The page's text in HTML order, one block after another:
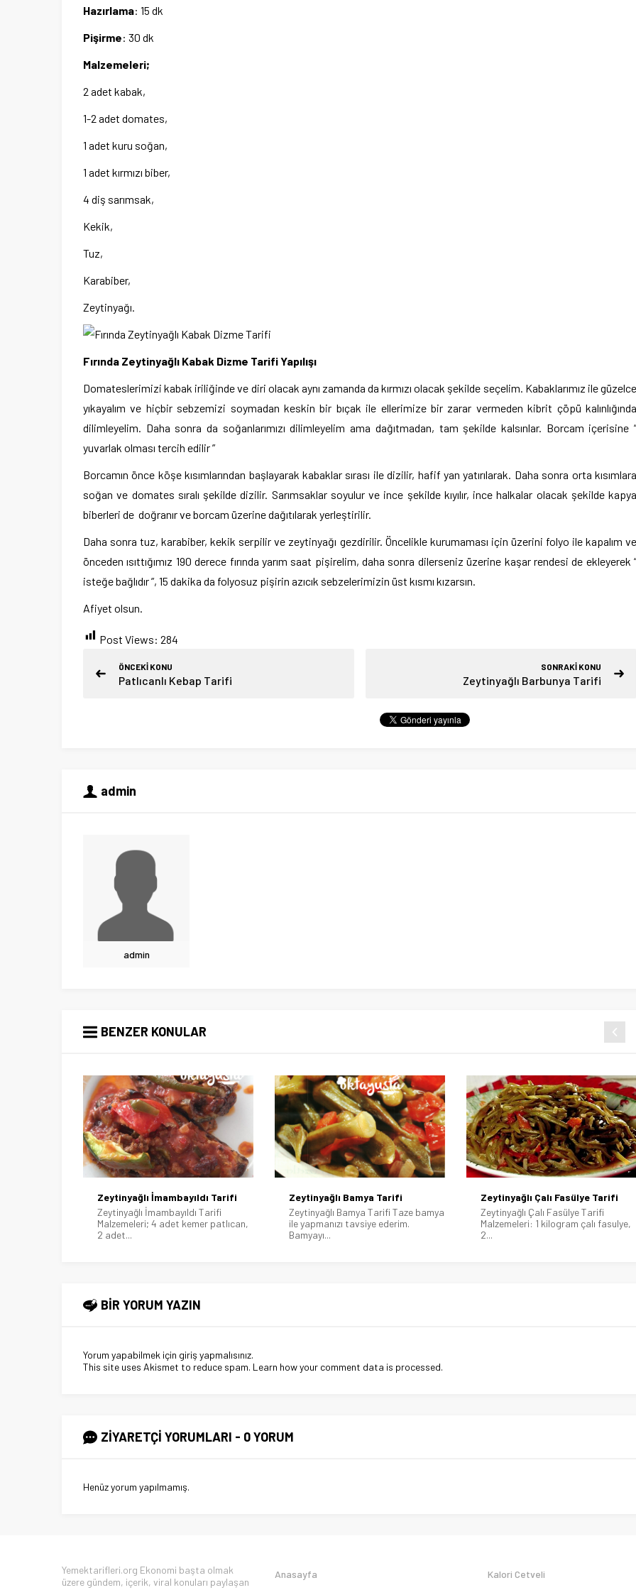
Hazırlama: 15 dk
Pişirme: 30 dk
Malzemeleri;
2 adet kabak,
1-2 adet domates,
1 adet kuru soğan,
1 adet kırmızı biber,
4 diş sarımsak,
Kekik,
Tuz,
Karabiber,
Zeytinyağı.
Fırında Zeytinyağlı Kabak Dizme Tarifi Yapılışı
Domateslerimizi kabak iriliğinde ve diri olacak aynı zamanda da kırmızı olacak şekilde seçelim. Kabaklarımız ile güzelce
yıkayalım ve hiçbir sebzemizi soymadan keskin bir bıçak ile ellerimize bir zarar vermeden kibrit çöpü kalınlığında
dilimleyelim. Daha sonra da soğanlarımızı dilimleyelim ama dağıtmadan, tam şekilde kalsınlar. Borcam içerisine “
yuvarlak olması tercih edilir ”
Borcamın önce köşe kısımlarından başlayarak kabaklar sırası ile dizilir, hafif yan yatırılarak. Daha sonra orta kısımlara
soğan ve domates sıralı şekilde dizilir. Sarımsaklar soyulur ve ince şekilde kıyılır, ince halkalar olacak şekilde kapya
biberleri de doğranır ve borcam üzerine dağıtılarak yerleştirilir.
Daha sonra tuz, karabiber, kekik serpilir ve zeytinyağı gezdirilir. Öncelikle kurumaması için üzerini folyo ile kapalım ve
önceden ısıttığımız 190 derece fırında yarım saat pişirelim, daha sonra dilerseniz üzerine kaşar rendesi de ekleyerek “
isteğe bağlıdır ”, 15 dakika da folyosuz pişirin azıcık sebzelerimizin üst kısmı kızarsın.
Afiyet olsun.
Post Views: 284
ÖNCEKİ KONU
Patlıcanlı Kebap Tarifi
SONRAKİ KONU
Zeytinyağlı Barbunya Tarifi
admin
admin
BENZER KONULAR
Zeytinyağlı Bamya Tarifi
Zeytinyağlı Bamya Tarifi Taze bamya
ile yapmanızı tavsiye ederim.
Bamyayı...
Zeytinyağlı Çalı Fasülye Tarifi
Zeytinyağlı Çalı Fasülye Tarifi
Malzemeleri: 1 kilogram çalı fasulye,
2...
Zeytinyağlı Enginar Yapılışı
Zeytinyağlı Enginar Tarifi Kış ayların
da sıklıkla tercih edilen bir...
BİR YORUM YAZIN
Yorum yapabilmek için giriş yapmalısınız.
This site uses Akismet to reduce spam. Learn how your comment data is processed.
ZİYARETÇİ YORUMLARI - 0 YORUM
Henüz yorum yapılmamış.
Yemektarifleri.org Ekonomi başta olmak
üzere gündem, içerik, viral konuları paylaşan
Anasayfa Kalori Cetveli